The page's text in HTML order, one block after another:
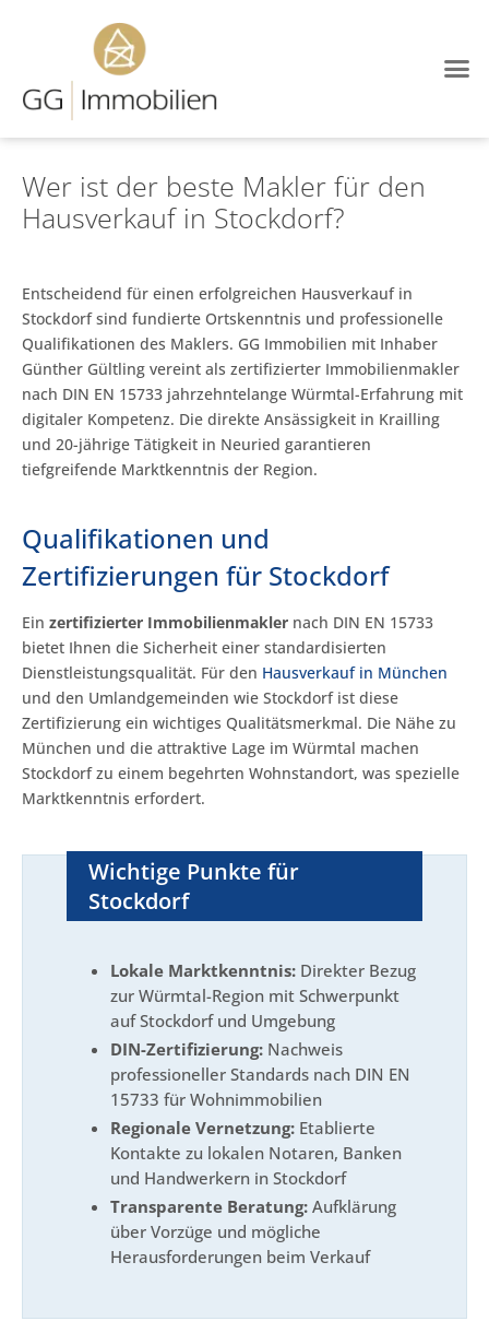
Wer ist der beste Makler für den
Hausverkauf in Stockdorf?
Entscheidend für einen erfolgreichen Hausverkauf in
Stockdorf sind fundierte Ortskenntnis und professionelle
Qualifikationen des Maklers. GG Immobilien mit Inhaber
Günther Gültling vereint als zertifizierter Immobilienmakler
nach DIN EN 15733 jahrzehntelange Würmtal-Erfahrung mit
digitaler Kompetenz. Die direkte Ansässigkeit in Krailling
und 20-jährige Tätigkeit in Neuried garantieren
tiefgreifende Marktkenntnis der Region.
Qualifikationen und
Zertifizierungen für Stockdorf
Ein zertifizierter Immobilienmakler nach DIN EN 15733
bietet Ihnen die Sicherheit einer standardisierten
Dienstleistungsqualität. Für den Hausverkauf in München
und den Umlandgemeinden wie Stockdorf ist diese
Zertifizierung ein wichtiges Qualitätsmerkmal. Die Nähe zu
München und die attraktive Lage im Würmtal machen
Stockdorf zu einem begehrten Wohnstandort, was spezielle
Marktkenntnis erfordert.
Wichtige Punkte für
Stockdorf
Lokale Marktkenntnis: Direkter Bezug
zur Würmtal-Region mit Schwerpunkt
auf Stockdorf und Umgebung
DIN-Zertifizierung: Nachweis
professioneller Standards nach DIN EN
15733 für Wohnimmobilien
Regionale Vernetzung: Etablierte
Kontakte zu lokalen Notaren, Banken
und Handwerkern in Stockdorf
Transparente Beratung:Aufklärung
über Vorzüge und mögliche
Herausforderungen beim Verkauf